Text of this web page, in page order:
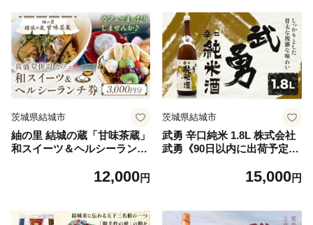
茨城県結城市
紬の里 結城の蔵「甘味茶蔵」
和スイーツ＆ヘルシーランチ
荷予定(土日祝除く)》茨城県
12,000円
茨城県結城市
武勇 辛口純米 1.8L 株式会社
武勇《90日以内に出荷予定
酌 家飲み アルコール 酒 結城
15,000円